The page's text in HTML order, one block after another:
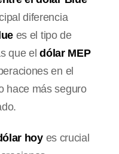
diferencia
es el tipo de
que eldólar MEP
en el
hace más seguro
hoyes crucial